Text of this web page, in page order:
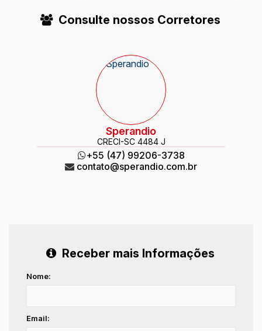
Consulte nossos Corretores
Sperandio
CRECI-SC 4484 J
+55 (47) 99206-3738
contato@sperandio.com.br
Receber mais Informações
Nome:
Email: